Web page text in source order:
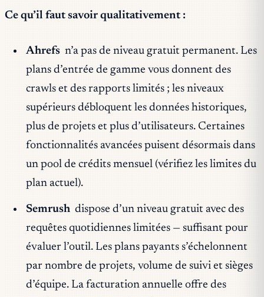
Ce qu’il faut savoir qualitativement :
Ahrefs n’a pas de niveau gratuit permanent. Les
plans d’entrée de gamme vous donnent des
crawls et des rapports limités ; les niveaux
supérieurs débloquent les données historiques,
plus de projets et plus d’utilisateurs. Certaines
fonctionnalités avancées puisent désormais dans
un pool de crédits mensuel (vérifiez les limites du
plan actuel).
Semrush dispose d’un niveau gratuit avec des
requêtes quotidiennes limitées — suffisant pour
évaluer l’outil. Les plans payants s’échelonnent
par nombre de projets, volume de suivi et sièges
d’équipe. La facturation annuelle offre des